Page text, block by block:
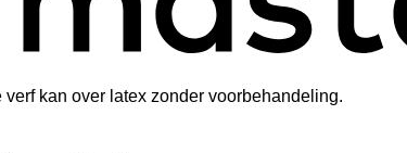
verf kan over latex zonder voorbehandeling.